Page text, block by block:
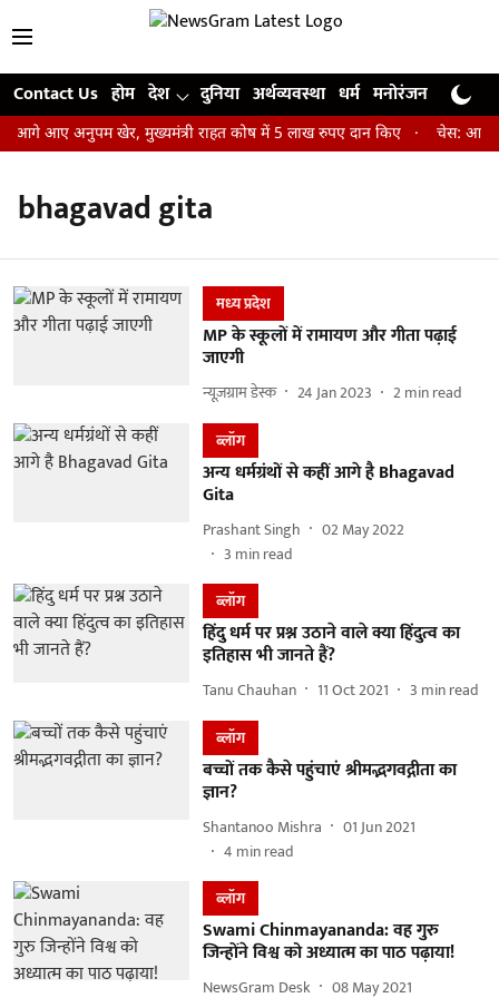
Contact Us होम देश दुनिया अर्थव्यवस्था धर्म मनोरंजन खेल
आगे आए अनुपम खेर, मुख्यमंत्री राहत कोष में 5 लाख रुपए दान किए चेस: आर
bhagavad gita
मध्‍य प्रदेश
MP के स्कूलों में रामायण और गीता पढ़ाई
जाएगी
न्यूज़ग्राम डेस्क 24 Jan 2023 2min read
ब्लॉग
अन्य धर्मग्रंथों से कहीं आगे है Bhagavad
Gita
Prashant Singh
02 May 2022
3 min read
ब्लॉग
हिंदु धर्म पर प्रश्न उठाने वाले क्या हिंदुत्व का
इतिहास भी जानते हैं?
Tanu Chauhan 11 Oct 2021 3 min read
ब्लॉग
बच्चों तक कैसे पहुंचाएं श्रीमद्भगवद्गीता का
ज्ञान?
Shantanoo Mishra
01 Jun 2021
4 min read
ब्लॉग
Swami Chinmayananda: वह गुरु
जिन्होंने विश्व को अध्यात्म का पाठ पढ़ाया!
NewsGram Desk
08 May 2021